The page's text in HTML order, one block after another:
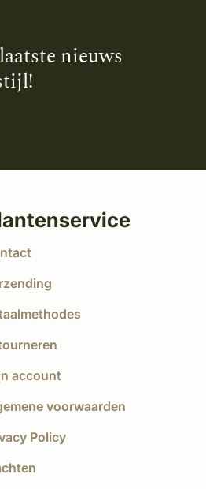
nieuws
account
voorwaarden
Policy